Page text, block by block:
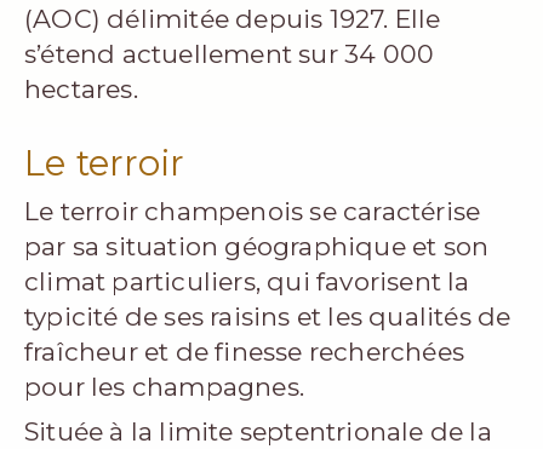
(AOC) délimitée depuis 1927. Elle
s’étend actuellement sur 34 000
hectares.
Le terroir
Le terroir champenois se caractérise
par sa situation géographique et son
climat particuliers, qui favorisent la
typicité de ses raisins et les qualités de
fraîcheur et de finesse recherchées
pour les champagnes.
Située à la limite septentrionale de la